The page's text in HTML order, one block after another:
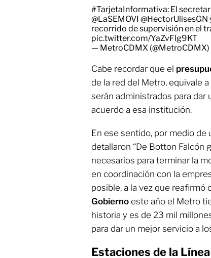
#TarjetaInformativa: El
@LaSEMOVI @HectorUlisesGN
recorrido de supervisión en el
pic.twitter.com/YaZvFlg9KT
— MetroCDMX (@MetroCDMX)
Cabe recordar que el
de la red del Metro, equivale
serán administrados para dar
acuerdo a esa institución.
En ese sentido, por medio
detallaron “De Botton Falcón
necesarios para terminar la
en coordinación con la
posible, a la vez que reafirmó
Gobierno este año el Metro
historia y es de 23 mil
para dar un mejor servicio a
Estaciones de la